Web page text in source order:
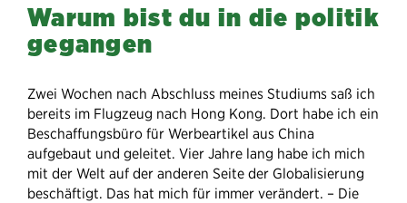
Warum bist du in die politik
gegangen
Zwei Wochen nach Abschluss meines Studiums saß ich
bereits im Flugzeug nach Hong Kong. Dort habe ich ein
Beschaffungsbüro für Werbeartikel aus China
aufgebaut und geleitet. Vier Jahre lang habe ich mich
mit der Welt auf der anderen Seite der Globalisierung
beschäftigt. Das hat mich für immer verändert. – Die